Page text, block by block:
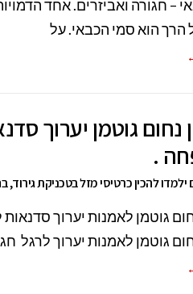
– חגורה ואביזרים. אחד
הרך הוא סמי הכבאי. על
נחום גוטמן יערוך
.
להכין כרטיסי מזל בטכניקת גירוד,
גוטמן לאמנות יערוך
גוטמן לאמנות יערוך לרגל